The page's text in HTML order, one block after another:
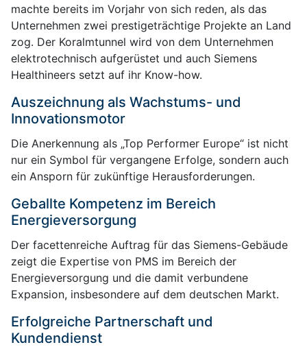
machte bereits im Vorjahr von sich reden, als das
Unternehmen zwei prestigeträchtige Projekte an Land
zog. Der Koralmtunnel wird von dem Unternehmen
elektrotechnisch aufgerüstet und auch Siemens
Healthineers setzt auf ihr Know-how.
Auszeichnung als Wachstums- und
Innovationsmotor
Die Anerkennung als „Top Performer Europe“ ist nicht
nur ein Symbol für vergangene Erfolge, sondern auch
ein Ansporn für zukünftige Herausforderungen.
Geballte Kompetenz im Bereich
Energieversorgung
Der facettenreiche Auftrag für das Siemens-Gebäude
zeigt die Expertise von PMS im Bereich der
Energieversorgung und die damit verbundene
Expansion, insbesondere auf dem deutschen Markt.
Erfolgreiche Partnerschaft und
Kundendienst